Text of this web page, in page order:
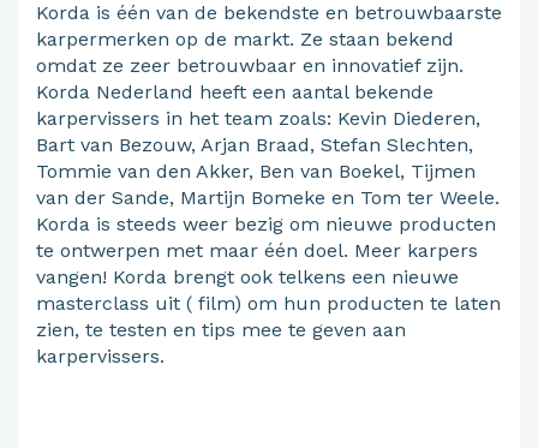
Korda is één van de bekendste en betrouwbaarste
karpermerken op de markt. Ze staan bekend
omdat ze zeer betrouwbaar en innovatief zijn.
Korda Nederland heeft een aantal bekende
karpervissers in het team zoals: Kevin Diederen,
Bart van Bezouw, Arjan Braad, Stefan Slechten,
Tommie van den Akker, Ben van Boekel, Tijmen
van der Sande, Martijn Bomeke en Tom ter Weele.
Korda is steeds weer bezig om nieuwe producten
te ontwerpen met maar één doel. Meer karpers
vangen! Korda brengt ook telkens een nieuwe
masterclass uit ( film) om hun producten te laten
zien, te testen en tips mee te geven aan
karpervissers.